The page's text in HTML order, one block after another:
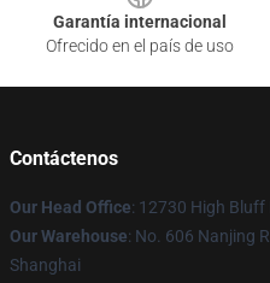
Garantía internacional
Ofrecido en el país de uso
Contáctenos
Our Head Office: 12730 High Bluff
Our Warehouse: No. 606 Nanjing
Shanghai